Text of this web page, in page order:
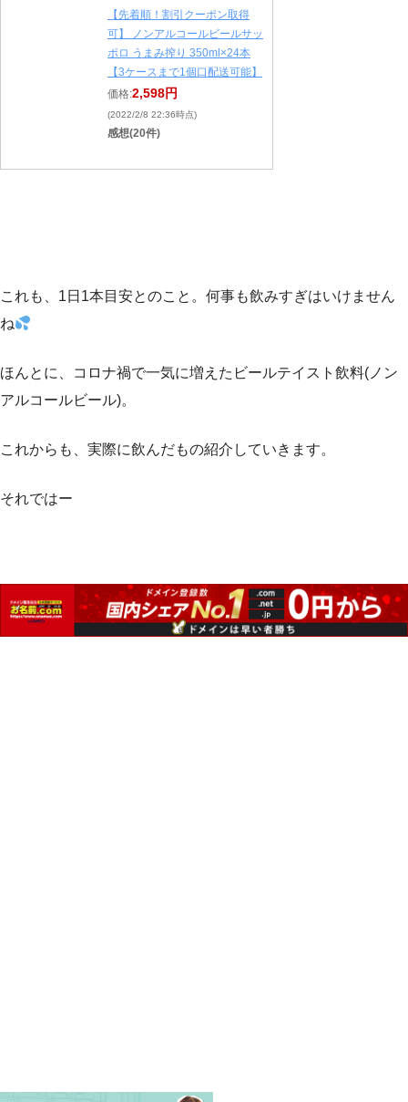
【先着順！割引クーポン取得
可】 ノンアルコールビールサッ
ポロ うまみ搾り 350ml×24本
【3ケースまで1個口配送可能】
価格:2,598円
(2022/2/8 22:36時点)
感想(20件)
これも、1日1本目安とのこと。何事も飲みすぎはいけません
ね
ほんとに、コロナ禍で一気に増えたビールテイスト飲料(ノン
アルコールビール)。
これからも、実際に飲んだもの紹介していきます。
それではー